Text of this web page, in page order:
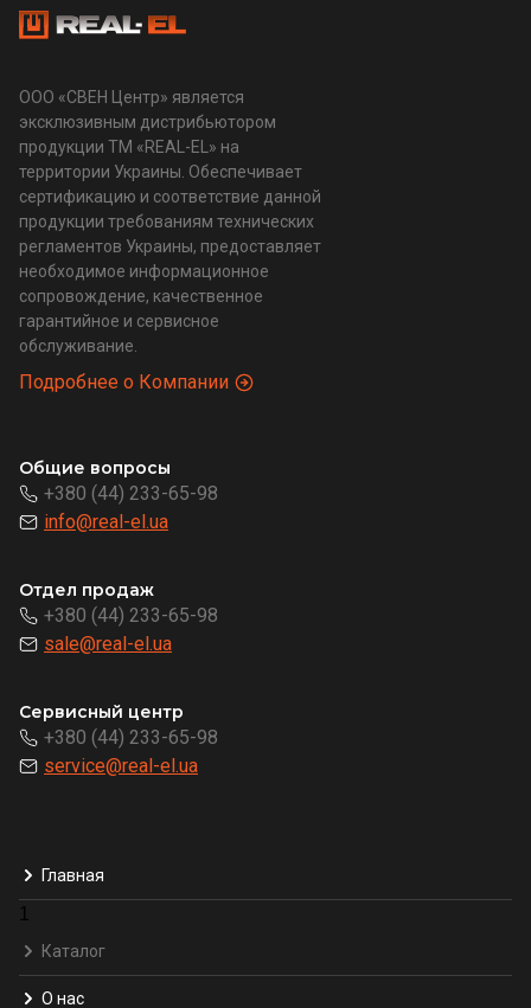
ООО «СВЕН Центр» является
эксклюзивным дистрибьютором
продукции ТМ «REAL-EL» на
территории Украины. Обеспечивает
сертификацию и соответствие данной
продукции требованиям технических
регламентов Украины, предоставляет
необходимое информационное
сопровождение, качественное
гарантийное и сервисное
обслуживание.
Подробнее о Компании
Общие вопросы
+380 (44) 233-65-98
info@real-el.ua
Отдел продаж
+380 (44) 233-65-98
sale@real-el.ua
Сервисный центр
+380 (44) 233-65-98
service@real-el.ua
Главная
1
Каталог
О нас